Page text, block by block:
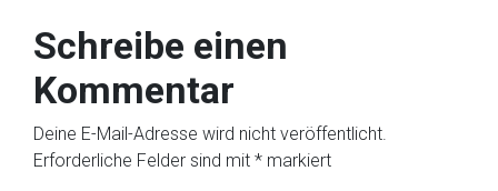
Schreibe einen
Kommentar
Deine E-Mail-Adresse wird nicht veröffentlicht.
Erforderliche Felder sind mit * markiert